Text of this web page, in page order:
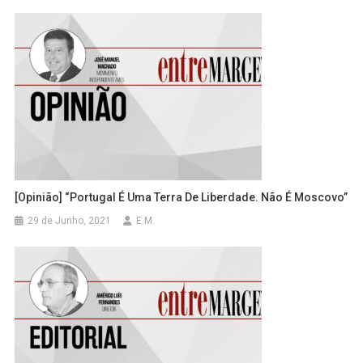
[Opinião] “Portugal É Uma Terra De Liberdade. Não É Moscovo”
29 de Junho, 2021 E.M.